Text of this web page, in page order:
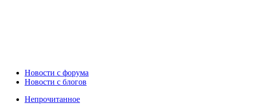
Новости c форума
Новости с блогов
Непрочитанное